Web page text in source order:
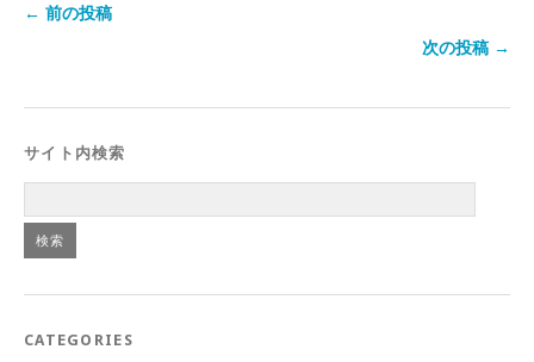
← 前の投稿
次の投稿 →
サイト内検索
CATEGORIES